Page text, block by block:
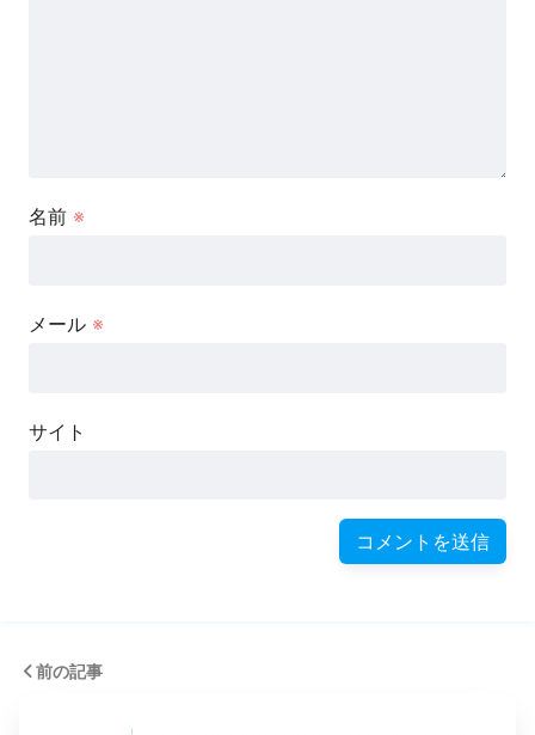
名前 ※
メール ※
サイト
前の記事